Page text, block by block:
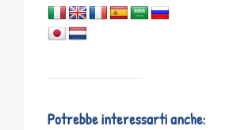
Potrebbe interessarti anche: